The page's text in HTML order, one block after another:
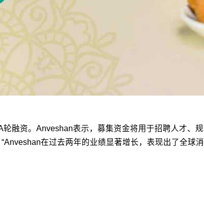
融资。Anveshan表示，募集资金将用于招聘人才、
在过去两年的业绩显著增长，表现出了全球